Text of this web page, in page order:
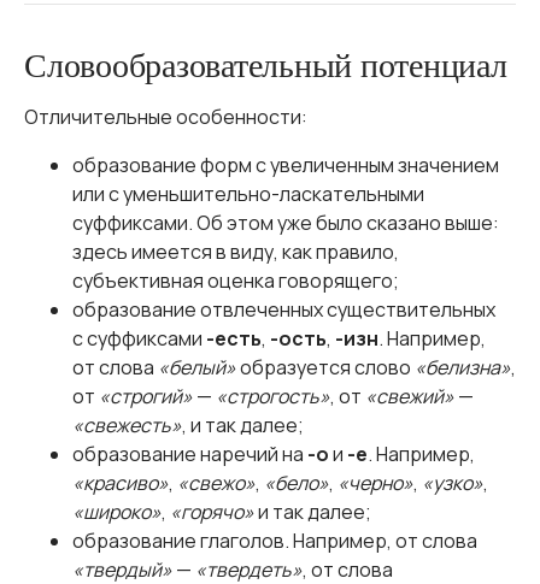
Словообразовательный потенциал
Отличительные особенности:
образование форм с увеличенным значением
или с уменьшительно-ласкательными
суффиксами. Об этом уже было сказано выше:
здесь имеется в виду, как правило,
субъективная оценка говорящего;
образование отвлеченных существительных
с суффиксами -есть, -ость, -изн. Например,
от слова «белый»образуется слово «белизна»,
от «строгий»— «строгость», от «свежий»—
«свежесть», и так далее;
образование наречий на -ои -е. Например,
«красиво», «свежо», «бело», «черно», «узко»,
«широко», «горячо»и так далее;
образование глаголов. Например, от слова
«твердый»— «твердеть», от слова